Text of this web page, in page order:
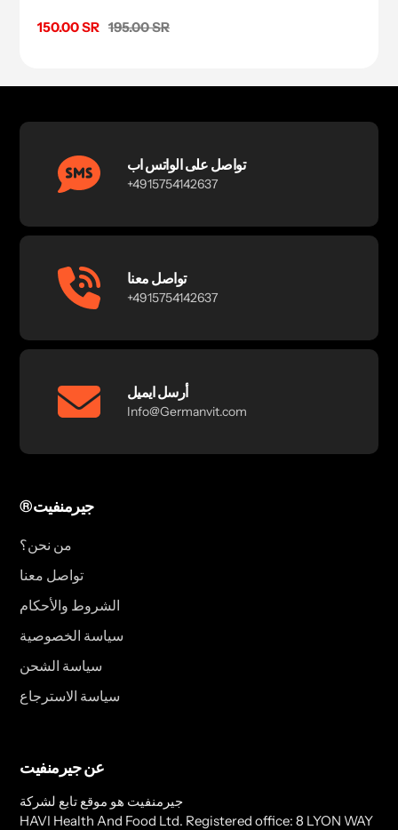
سعر
150.00 SR السعر
195.00 SR
تواصل على الواتس اب
+4915754142637
تواصل معنا
+4915754142637
أرسل ايميل
Info@Germanvit.com
®جيرمنفيت
من نحن؟
تواصل معنا
الشروط والأحكام
سياسة الخصوصية
سياسة الشحن
سياسة الاسترجاع
عن جيرمنفيت
جيرمنفيت هو موقع تابع لشركة
HAVI Health And Food Ltd. Registered office: 8 LYON WAY